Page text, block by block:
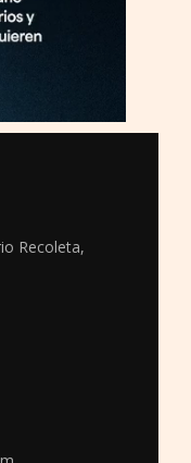
Recoleta,